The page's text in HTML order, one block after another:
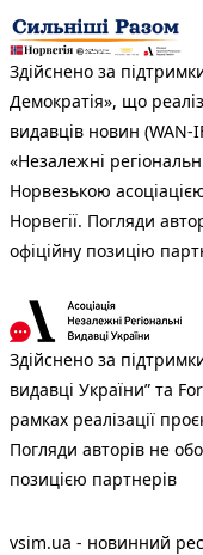
Здійснено за
Демократія», що
видавців новин (WAN-
«Незалежні
Норвезькою
Норвегії. Погляди
офіційну позицію
Здійснено за
видавці України” та
рамках реалізації
Погляди авторів не
позицією партнерів
vsim.ua - новинний